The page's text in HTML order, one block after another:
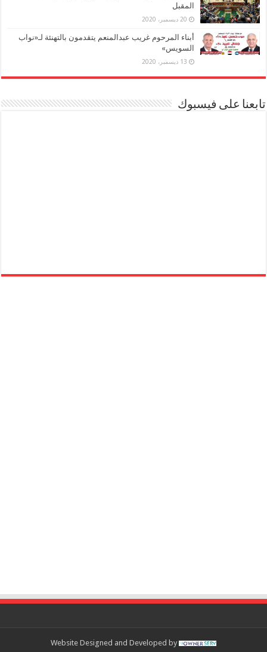
المقبل
20 ديسمبر، 2020
أبناء المرحوم غريب عبدالمنعم يتقدمون بالتهنئة لـ«نواب
السويس»
13 ديسمبر، 2020
تابعنا على فيسبوك
Website Designed and Developed by